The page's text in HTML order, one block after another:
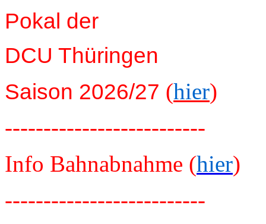
Pokal der
DCU Thüringen
Saison 2026/27 (hier)
--------------------------
Info Bahnabnahme (hier)
--------------------------